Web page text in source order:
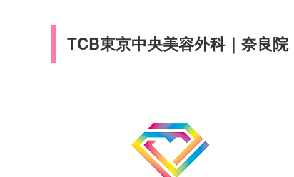
TCB東京中央美容外科｜奈良院